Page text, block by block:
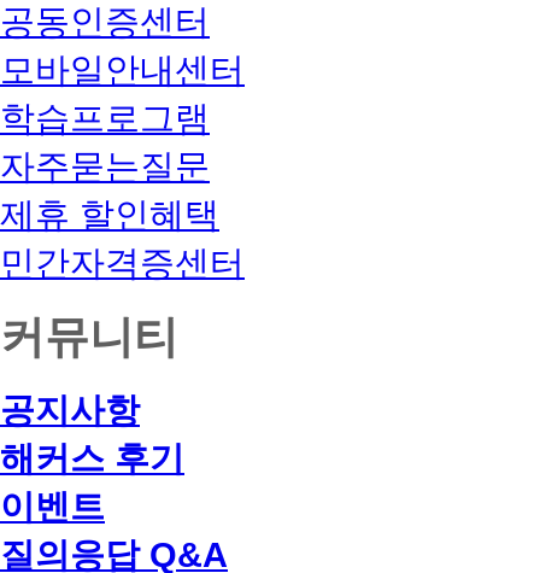
공동인증센터
모바일안내센터
학습프로그램
자주묻는질문
제휴 할인혜택
민간자격증센터
커뮤니티
공지사항
해커스 후기
이벤트
질의응답 Q&A